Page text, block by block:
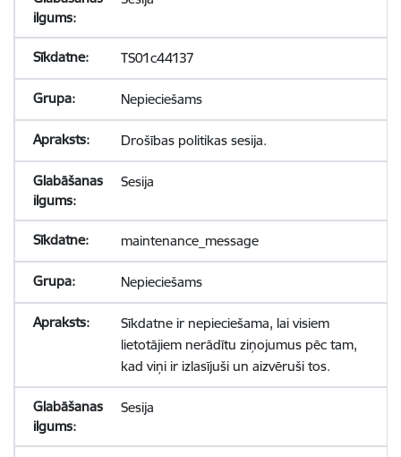
TS01c44137
Nepieciešams
Drošības politikas sesija.
Sesija
maintenance_message
Nepieciešams
Sīkdatne ir nepieciešama, lai visiem
lietotājiem nerādītu ziņojumus pēc tam,
kad viņi ir izlasījuši un aizvēruši tos.
Sesija